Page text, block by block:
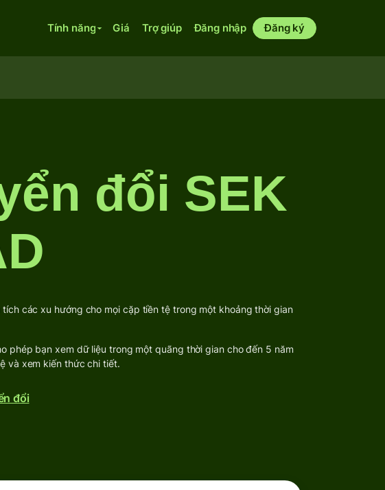
Tính năng Giá Trợ giúp Đăng nhập Đăng ký
đổi SEK
các xu hướng cho mọi cặp tiền tệ trong một khoảng thời gian
bạn xem dữ liệu trong một quãng thời gian cho đến 5 năm
và xem kiến thức chi tiết.
đổi